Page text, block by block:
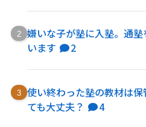
嫌いな子が塾に入塾。通
います
2
使い終わった塾の教材は
ても大丈夫？
4